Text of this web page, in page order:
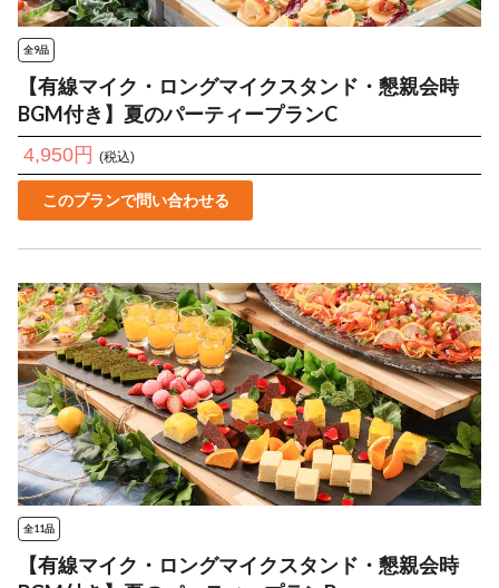
全9品
【有線マイク・ロングマイクスタンド・懇親会時
BGM付き】夏のパーティープランC
4,950円 (税込)
このプランで問い合わせる
全11品
【有線マイク・ロングマイクスタンド・懇親会時